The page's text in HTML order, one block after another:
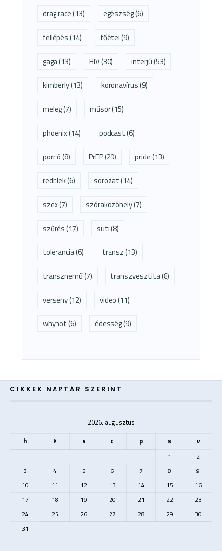
drag race(13) egészség(6)
fellépés(14) főétel(9)
gaga(13) HIV(30) interjú(53)
kimberly(13) koronavírus(9)
meleg(7) műsor(15)
phoenix(14) podcast(6)
pornó(8) PrEP(29) pride(13)
redblek(6) sorozat(14)
szex(7) szórakozóhely(7)
szűrés(17) süti(8)
tolerancia(6) transz(13)
transznemű(7) transzvesztita(8)
verseny(12) video(11)
whynot(6) édesség(9)
CIKKEK NAPTÁR SZERINT
2026. augusztus
h
K s c p s v
1
2
3
4 5 6 7 8
9
10
11 12 13 14 15
16
17
18 19 20 21 22
23
24
25 26 27 28 29
30
31